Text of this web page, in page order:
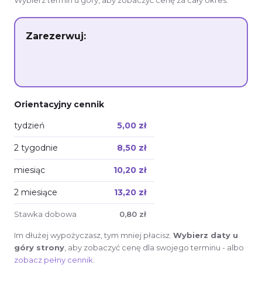
Zarezerwuj:
Orientacyjny cennik
tydzień
5,00 zł
2 tygodnie 8,50 zł
miesiąc 10,20 zł
2 miesiące 13,20 zł
Stawka dobowa 0,80 zł
Im dłużej wypożyczasz, tym mniej płacisz. Wybierz daty u
góry strony , aby zobaczyć cenę dla swojego terminu - albo
zobacz pełny cennik